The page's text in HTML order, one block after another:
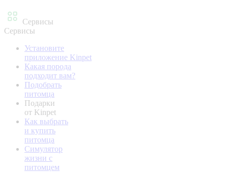
Сервисы
Сервисы
Установите
приложение Kinpet
Какая порода
подходит вам?
Подобрать
питомца
Подарки
от Kinpet
Как выбрать
и купить
питомца
Симулятор
жизни с
питомцем